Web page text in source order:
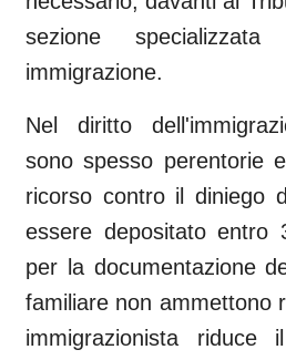
sezione
immigrazione.
Nel diritto
sono spesso perentorie
ricorso contro il diniego
essere depositato entro
per la documentazione
familiare non ammettono
immigrazionista